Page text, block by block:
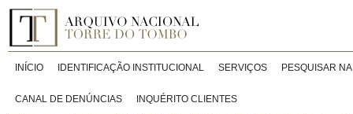
INÍCIO IDENTIFICAÇÃO INSTITUCIONAL SERVIÇOS PESQUISAR
CANAL DE DENÚNCIAS INQUÉRITO CLIENTES